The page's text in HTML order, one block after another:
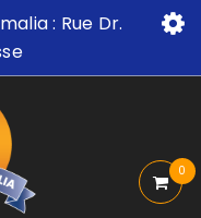
: Rue Dr.
0